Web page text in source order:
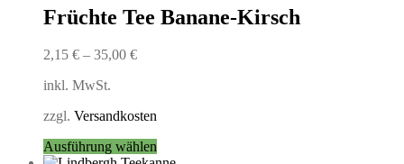
mehrere
Varianten
der
Produktseite
gewählt
Früchte Tee Banane-Kirsch
2,15 € – 35,00 €
inkl. MwSt.
zzgl. Versandkosten
Ausführung wählen